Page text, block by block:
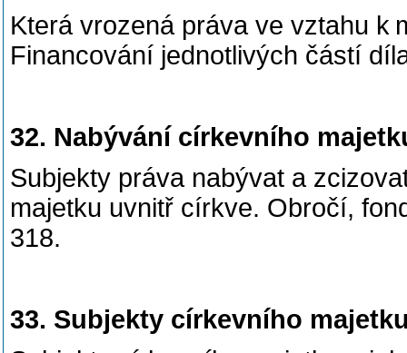
Která vrozená práva ve vztahu k
Financování jednotlivých částí
32. Nabývání církevního
Subjekty práva nabývat a
majetku uvnitř církve. Obročí,
318.
33. Subjekty církevního